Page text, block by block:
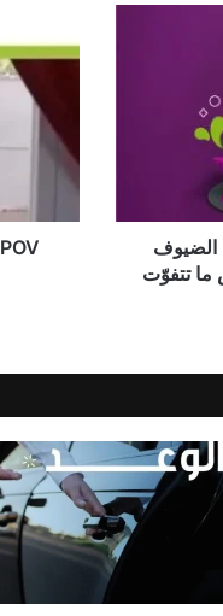
الضيوف
تتفوّت